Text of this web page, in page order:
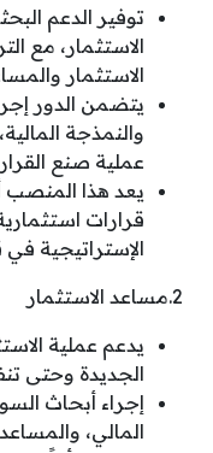
توفير الدعم
الاستثمار، مع
الاستثمار
يتضمن الدور
والنمذجة
عملية صنع
يعد هذا المنصب
قرارات
الإستراتيجية
2.مساعد الاستثمار
يدعم عملية
الجديدة وحتى
إجراء أبحاث
المالي،